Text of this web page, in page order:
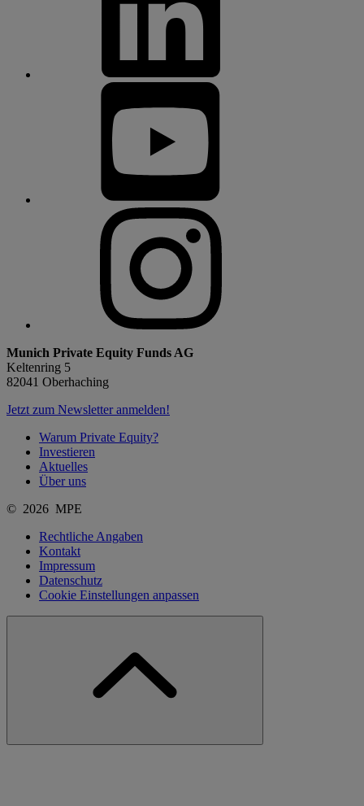
Munich Private Equity Funds AG
Keltenring 5
82041 Oberhaching
Jetzt zum Newsletter anmelden!
Warum Private Equity?
Investieren
Aktuelles
Über uns
© 2026 MPE
Rechtliche Angaben
Kontakt
Impressum
Datenschutz
Cookie Einstellungen anpassen